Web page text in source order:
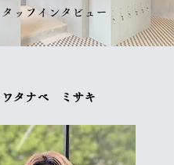
タッフインタビュー
ワタナベ ミサキ